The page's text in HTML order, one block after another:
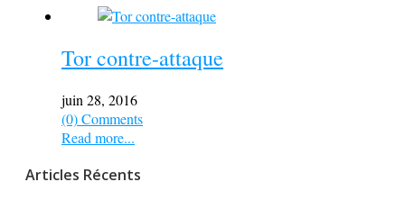
Tor contre-attaque
juin 28, 2016
(0) Comments
Read more...
Articles Récents